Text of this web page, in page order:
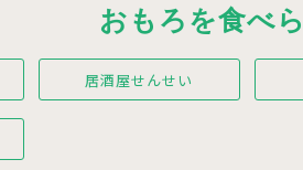
おもろを食べ
居酒屋せんせい